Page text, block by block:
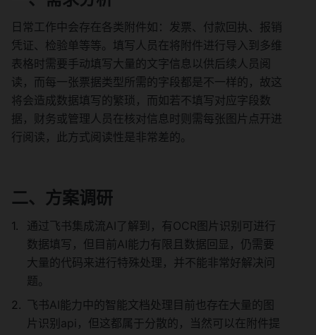
日常工作中会存在各类附件如：发票、付款回执、报销
凭证、检验单等等。填写人员在将附件进行导入到多维
表格时需要手动填写大量的文字信息以供后续人员阅
读，而每一张票据类型所需的字段都是不一样的，故这
将会造成数据填写的繁琐，而如若不填写对应字段数
据，财务或管理人员在核对信息时则需每张图片点开进
行阅读，此方式阅读性是非常差的。
二、方案调研
通过飞书集成流AI了解到，有OCR图片识别可进行
数据填写，但目前AI能力有限且数据回显，仍需要
大量的代码来进行特殊处理，并不能非常好解决问
题。
飞书AI能力中的智能文档处理目前也存在大量的图
片识别api，但这都属于分散的，当然可以在附件提